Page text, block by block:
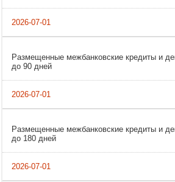
Размещенные межбанковские кредиты и
до 90 дней
Размещенные межбанковские кредиты и
до 180 дней